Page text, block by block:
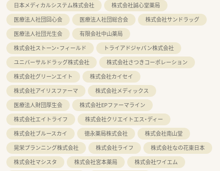
日本メディカルシステム株式会社
株式会社誠心堂薬局
医療法人社団回心会
医療法人社団総合会
株式会社サンドラッグ
医療法人社団光生会
有限会社中山薬局
株式会社ストーン・フィールド
トライアドジャパン株式会社
ユニバーサルドラッグ株式会社
株式会社さつきコーポレーション
株式会社グリーンエイト
株式会社カイセイ
株式会社アイリスファーマ
株式会社メディックス
医療法人財団厚生会
株式会社EPファーマライン
株式会社エイトライフ
株式会社クリエイトエス・ディー
株式会社ブルースカイ
徳永薬局株式会社
株式会社南山堂
晃栄プランニング株式会社
株式会社ライフ
株式会社なの花東日本
株式会社マシスタ
株式会社宮本薬局
株式会社ワイエム